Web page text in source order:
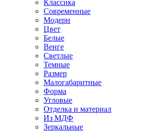
Классика
Современные
Модерн
Цвет
Белые
Венге
Светлые
Темные
Размер
Малогабаритные
Форма
Угловые
Отделка и материал
Из МДФ
Зеркальные